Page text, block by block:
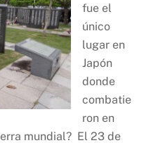
fue el
único
lugar en
Japón
donde
combatie
ron en
mundial? El 23 de